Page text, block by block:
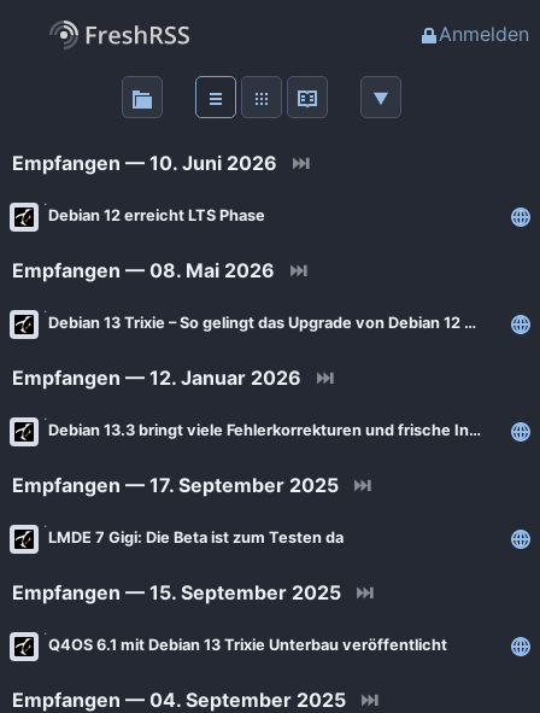
Anmelden
Haupt-Feeds
Wichtige Feeds
Favoriten (0)
Meine Labels
Blogs
AdminForge
BITblokes
CANOX.NET
Do-FOSS
ComputerBase
FSFE News
Empfangen — 10. Juni 2026 ⏭
Debian 12 erreicht LTS Phase
Empfangen — 08. Mai 2026 ⏭
Debian 13 Trixie – So gelingt das Upgrade von Debian 12 Bookworm
Empfangen — 12. Januar 2026 ⏭
Debian 13.3 bringt viele Fehlerkorrekturen und frische Installationsmedien
Empfangen — 17. September 2025 ⏭
LMDE 7 Gigi: Die Beta ist zum Testen da
Empfangen — 15. September 2025 ⏭
Q4OS 6.1 mit Debian 13 Trixie Unterbau veröffentlicht
Empfangen — 04. September 2025 ⏭